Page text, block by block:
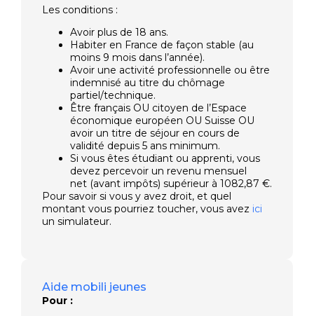
Les conditions :
Avoir plus de 18 ans.
Habiter en France de façon stable (au
moins 9 mois dans l’année).
Avoir une activité professionnelle ou être
indemnisé au titre du chômage
partiel/technique.
Être français OU citoyen de l’Espace
économique européen OU Suisse OU
avoir un titre de séjour en cours de
validité depuis 5 ans minimum.
Si vous êtes étudiant ou apprenti, vous
devez percevoir un revenu mensuel
net (avant impôts) supérieur à 1082,87 €.
Pour savoir si vous y avez droit, et quel
montant vous pourriez toucher, vous avez ici
un simulateur.
Aide mobili jeunes
Pour :